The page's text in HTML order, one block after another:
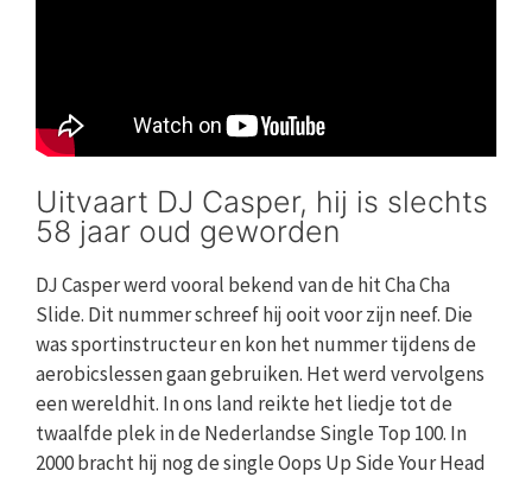
Uitvaart DJ Casper, hij is slechts
58 jaar oud geworden
DJ Casper werd vooral bekend van de hit Cha Cha
Slide. Dit nummer schreef hij ooit voor zijn neef. Die
was sportinstructeur en kon het nummer tijdens de
aerobicslessen gaan gebruiken. Het werd vervolgens
een wereldhit. In ons land reikte het liedje tot de
twaalfde plek in de Nederlandse Single Top 100. In
2000 bracht hij nog de single Oops Up Side Your Head